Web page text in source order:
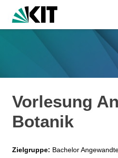
Vorlesung
Botanik
Zielgruppe: Bachelor